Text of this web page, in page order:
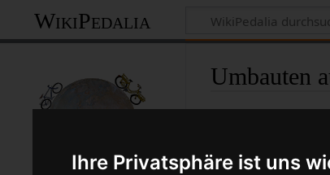
Ihre Privatsphäre ist uns
WikiPedalia
Umbauten
Version vom